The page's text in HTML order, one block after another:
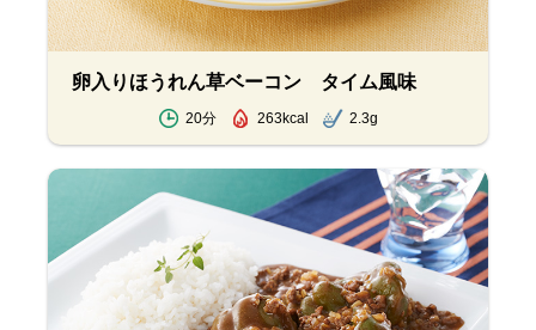
卵入りほうれん草ベーコン タイム風味
20分 263kcal 2.3g